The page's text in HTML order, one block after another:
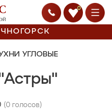
0
УГЛОВЫЕ
(0 голосов)